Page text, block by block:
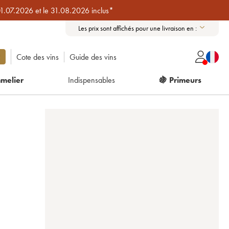
et le 31.08.2026 inclus*
Les prix sont affichés pour une livraison en :
Cote des vins Guide des vins
Indispensables 🍇 Primeurs